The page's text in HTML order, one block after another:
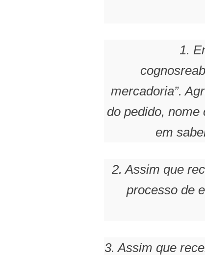
1.
mercadoria”.
do pedido,
em
2. Assim que
processo de
3. Assim que